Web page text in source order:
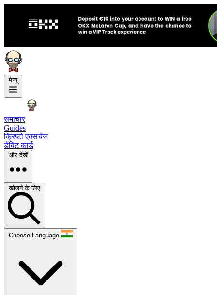
मेन्यू
समाचार
Guides
क्रिप्टो एक्सचेंज
डेबिट कार्ड
और देखें
खोजने के लिए
Choose Language